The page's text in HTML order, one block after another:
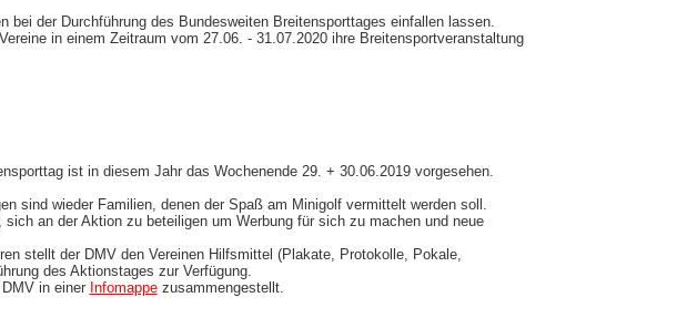
der Durchführung des Bundesweiten Breitensporttages einfallen lassen.
in einem Zeitraum vom 27.06. - 31.07.2020 ihre Breitensportveranstaltung
ist in diesem Jahr das Wochenende 29. + 30.06.2019 vorgesehen.
sind wieder Familien, denen der Spaß am Minigolf vermittelt werden soll.
sich an der Aktion zu beteiligen um Werbung für sich zu machen und neue
stellt der DMV den Vereinen Hilfsmittel (Plakate, Protokolle, Pokale,
des Aktionstages zur Verfügung.
in einer Infomappezusammengestellt.